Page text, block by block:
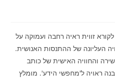
זווית ראיה רחבה ועמוקה על
העליונה של ההתנסות האנושית.
והחוויה האישית של כותב
ראויה ל'מחפשי הידע'. מומלץ